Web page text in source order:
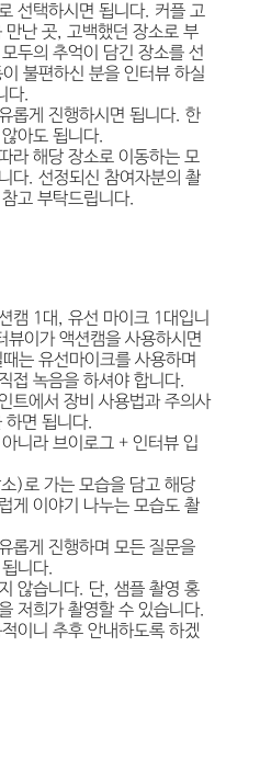
선택하시면 됩니다. 커플 고
난 곳, 고백했던 장소로 부
두의 추억이 담긴 장소를 선
불편하신 분을 인터뷰 하실
다.
롭게 진행하시면 됩니다. 한
아도 됩니다.
라 해당 장소로 이동하는 모
다. 선정되신 참여자분의 촬
고 부탁드립니다.
캠 1대, 유선 마이크 1대입니
이가 액션캠을 사용하시면
는 유선마이크를 사용하며
접 녹음을 하셔야 합니다.
트에서 장비 사용법과 주의사
하면 됩니다.
니라 브이로그 + 인터뷰 입
)로 가는 모습을 담고 해당
게 이야기 나누는 모습도 촬
롭게 진행하며 모든 질문을
니다.
않습니다. 단, 샘플 촬영 홍
저희가 촬영할 수 있습니다.
이니 추후 안내하도록 하겠